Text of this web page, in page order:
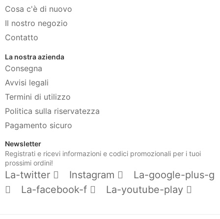
Cosa c'è di nuovo
Il nostro negozio
Contatto
La nostra azienda
Consegna
Avvisi legali
Termini di utilizzo
Politica sulla riservatezza
Pagamento sicuro
Newsletter
Registrati e ricevi informazioni e codici promozionali per i tuoi
prossimi ordini!
La-twitter Instagram
La-google-plus-g
La-facebook-f
La-youtube-play